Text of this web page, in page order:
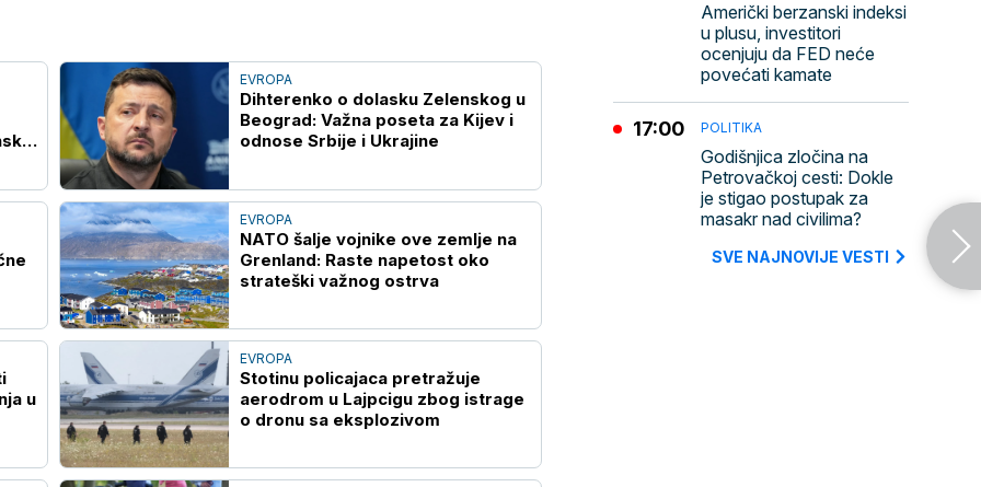
EVROPA
Dihterenko o dolasku Zelenskog u
Beograd: Važna poseta za Kijev i
odnose Srbije i Ukrajine
EVROPA
NATO šalje vojnike ove zemlje na
Grenland: Raste napetost oko
strateški važnog ostrva
u
EVROPA
Stotinu policajaca pretražuje
aerodrom u Lajpcigu zbog istrage
o dronu sa eksplozivom
Američki berzanski indeksi
u plusu, investitori
ocenjuju da FED neće
povećati kamate
POLITIKA
Godišnjica zločina na
Petrovačkoj cesti: Dokle
je stigao postupak za
masakr nad civilima?
17:00
SVE NAJNOVIJE VESTI